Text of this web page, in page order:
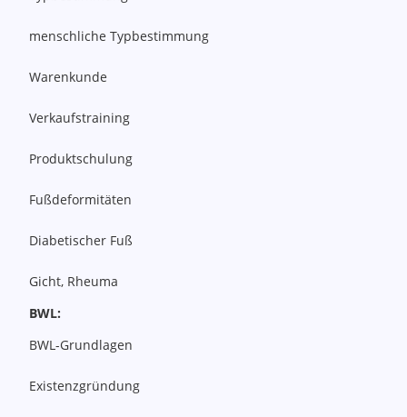
menschliche Typbestimmung
Warenkunde
Verkaufstraining
Produktschulung
Fußdeformitäten
Diabetischer Fuß
Gicht, Rheuma
BWL:
BWL-Grundlagen
Existenzgründung